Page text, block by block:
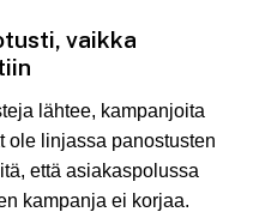
vaikka
lähtee, kampanjoita
ole linjassa panostusten
että asiakaspolussa
kampanja ei korjaa.